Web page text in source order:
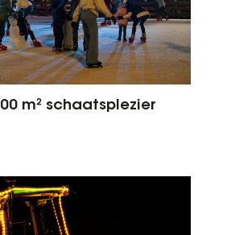
m² schaatsplezier